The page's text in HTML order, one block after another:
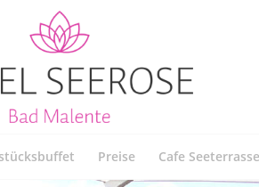
Preise Cafe Seeterrasse